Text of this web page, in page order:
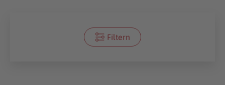
Filtern